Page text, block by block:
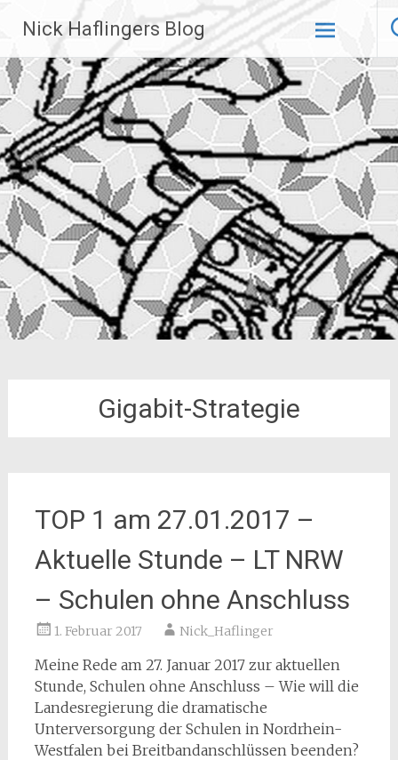
Inhalt
springen
Nick Haflingers Blog
Gigabit-Strategie
TOP 1 am 27.01.2017 –
Aktuelle Stunde – LT NRW
– Schulen ohne Anschluss
1. Februar 2017 Nick_Haflinger
Meine Rede am 27. Januar 2017 zur aktuellen
Stunde, Schulen ohne Anschluss – Wie will die
Landesregierung die dramatische
Unterversorgung der Schulen in Nordrhein-
Westfalen bei Breitbandanschlüssen beenden?